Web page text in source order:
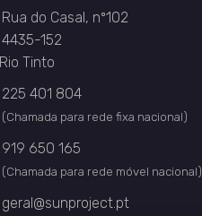
Rua do Casal, nº102
4435-152
Rio Tinto
225 401 804
(Chamada para rede fixa nacional)
919 650 165
(Chamada para rede móvel nacional)
geral@sunproject.pt